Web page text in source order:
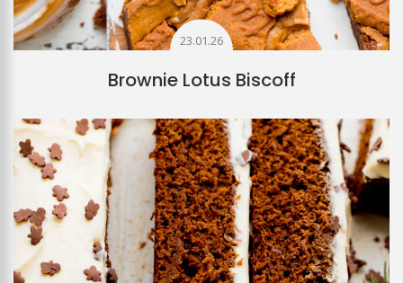
23.01.26
Brownie Lotus Biscoff